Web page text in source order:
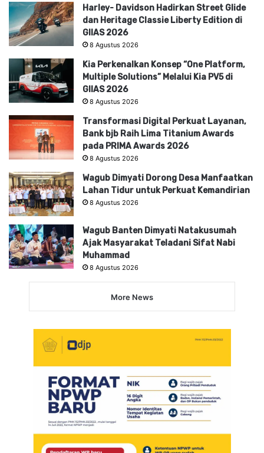
Harley- Davidson Hadirkan Street Glide
dan Heritage Classie Liberty Edition di
GIIAS 2026
8 Agustus 2026
Kia Perkenalkan Konsep “One Platform,
Multiple Solutions” Melalui Kia PV5 di
GIIAS 2026
8 Agustus 2026
Transformasi Digital Perkuat Layanan,
Bank bjb Raih Lima Titanium Awards
pada PRIMA Awards 2026
8 Agustus 2026
Wagub Dimyati Dorong Desa Manfaatkan
Lahan Tidur untuk Perkuat Kemandirian
8 Agustus 2026
Wagub Banten Dimyati Natakusumah
Ajak Masyarakat Teladani Sifat Nabi
Muhammad
8 Agustus 2026
More News